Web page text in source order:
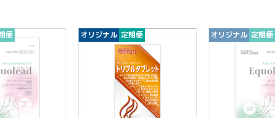
便 オリジナル 定期便 オリジナル 定期便